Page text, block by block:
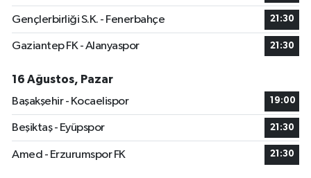
Gençlerbirliği S.K. - Fenerbahçe 21:30
Gaziantep FK - Alanyaspor 21:30
16 Ağustos, Pazar
Başakşehir - Kocaelispor
19:00
Beşiktaş - Eyüpspor 21:30
Amed - Erzurumspor FK 21:30